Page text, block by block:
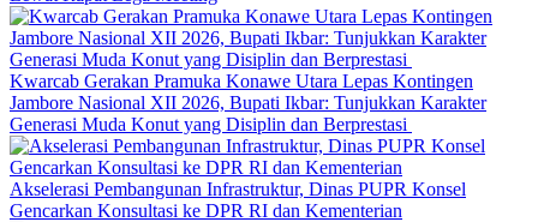
‎Kwarcab Gerakan Pramuka Konawe Utara Lepas Kontingen
Jambore Nasional XII 2026, Bupati Ikbar: Tunjukkan Karakter
Generasi Muda Konut yang Disiplin dan Berprestasi ‎
Akselerasi Pembangunan Infrastruktur, Dinas PUPR Konsel
Gencarkan Konsultasi ke DPR RI dan Kementerian